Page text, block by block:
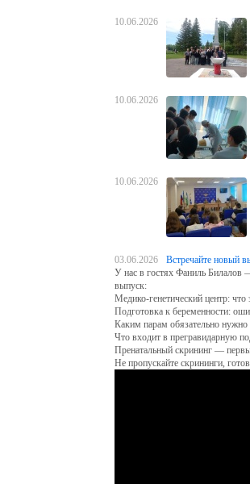
10.06.2026
10.06.2026
10.06.2026
03.06.2026
Встречайте новый
У нас в гостях Фаниль Билалов
выпуск:
Медико-генетический центр: что
Подготовка к беременности:
Каким парам обязательно нужно
Что входит в прегравидарную
Пренатальный скрининг —
Не пропускайте скрининги,